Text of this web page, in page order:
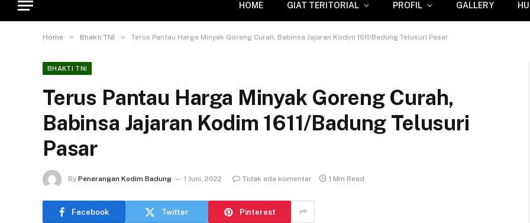
HOME GIAT TERITORIAL PROFIL GALLERY
Home » Bhakti TNI » Terus Pantau Harga Minyak Goreng Curah, Babinsa Jajaran Kodim 1611/Badung Telusuri Pasar
BHAKTI TNI
Terus Pantau Harga Minyak Goreng Curah,
Babinsa Jajaran Kodim 1611/Badung Telusuri
Pasar
By Penerangan Kodim Badung 1 Juni, 2022 Tidak ada komentar 1 Min Read
Facebook Twitter Pinterest